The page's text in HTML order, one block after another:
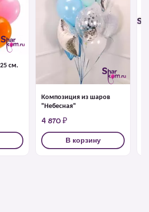
см.
Композиция из шаров
"Небесная"
4 870 ₽
В корзину